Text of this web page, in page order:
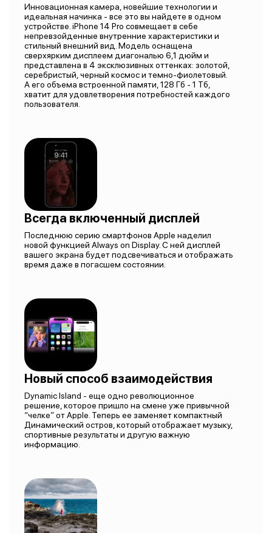
Инновационная камера, новейшие технологии и
идеальная начинка - все это вы найдете в одном
устройстве. iPhone 14 Pro совмещает в себе
непревзойденные внутренние характеристики и
стильный внешний вид. Модель оснащена
сверхярким дисплеем диагональю 6,1 дюйм и
представлена в 4 эксклюзивных оттенках: золотой,
серебристый, черный космос и темно-фиолетовый.
А его объема встроенной памяти, 128 Гб - 1 Тб,
хватит для удовлетворения потребностей каждого
пользователя.
Всегда включенный дисплей
Последнюю серию смартфонов Apple наделил
новой функцией Always on Display. С ней дисплей
вашего экрана будет подсвечиваться и отображать
время даже в погасшем состоянии.
Новый способ взаимодействия
Dynamic Island - еще одно революционное
решение, которое пришло на смене уже привычной
“челке” от Apple. Теперь ее заменяет компактный
Динамический остров, который отображает музыку,
спортивные результаты и другую важную
информацию.